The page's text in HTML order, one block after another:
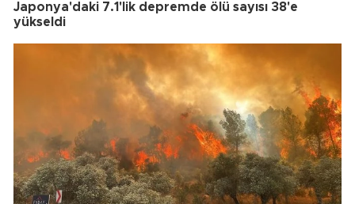
Japonya'daki 7.1'lik depremde ölü sayısı 38'e
yükseldi